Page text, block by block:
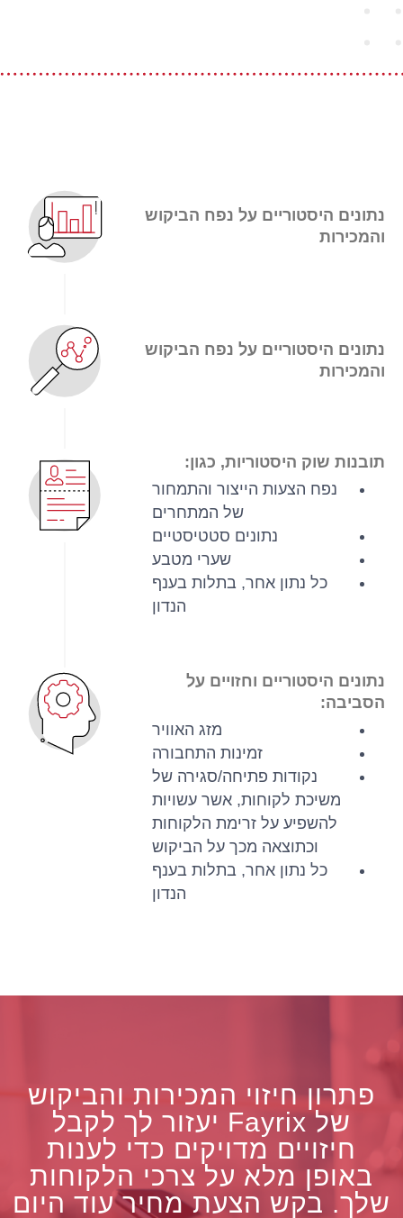
נתונים היסטוריים על נפח הביקוש
והמכירות
נתונים היסטוריים על נפח הביקוש
והמכירות
תובנות שוק היסטוריות, כגון:
נפח הצעות הייצור והתמחור
של המתחרים
נתונים סטטיסטיים
שערי מטבע
כל נתון אחר, בתלות בענף
הנדון
נתונים היסטוריים וחזויים על
הסביבה:
מזג האוויר
זמינות התחבורה
נקודות פתיחה/סגירה של
משיכת לקוחות, אשר עשויות
להשפיע על זרימת הלקוחות
וכתוצאה מכך על הביקוש
כל נתון אחר, בתלות בענף
הנדון
פתרון חיזוי המכירות והביקוש
של Fayrix יעזור לך לקבל
חיזויים מדויקים כדי לענות
באופן מלא על צרכי הלקוחות
שלך. בקש הצעת מחיר עוד היום